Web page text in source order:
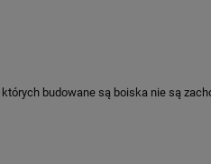
budowane są boiska nie są